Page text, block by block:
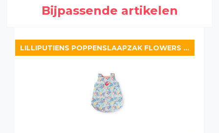
Bijpassende artikelen
LILLIPUTIENS POPPENSLAAPZAK FLOWERS (36 CM)